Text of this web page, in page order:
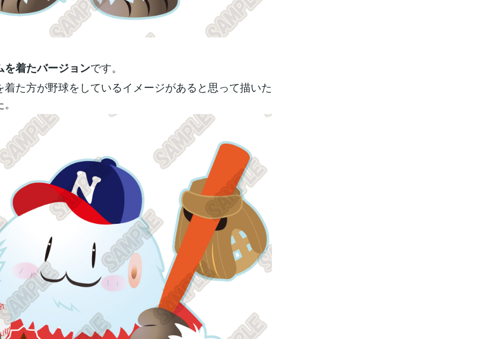
を着たバージョンです。
着た方が野球をしているイメージがあると思って描いた